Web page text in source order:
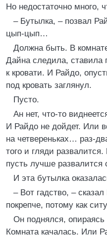
Но недостаточно много,
– Бутылка, – позвал
цып-цып…
Должна быть. В
Дайна следила, ставила
к кровати. И Райдо,
под кровать заглянул.
Пусто.
Ан нет, что-то
И Райдо не дойдет. Или
на четвереньках… раз-
того и гляди
пусть лучше развалится
И эта бутылка
– Вот гадство, –
покрепче, потому как
Он поднялся, опираясь
Комната качалась. Или